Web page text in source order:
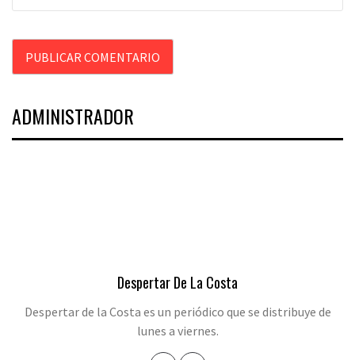
ADMINISTRADOR
Despertar De La Costa
Despertar de la Costa es un periódico que se distribuye de
lunes a viernes.